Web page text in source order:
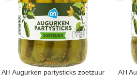
AH Augurken partysticks zoetzuur AH